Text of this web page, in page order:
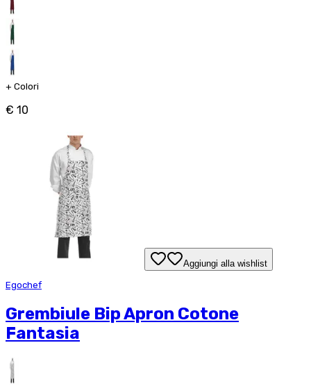
+ Colori
€ 10
Aggiungi alla wishlist
Egochef
Grembiule Bip Apron Cotone
Fantasia